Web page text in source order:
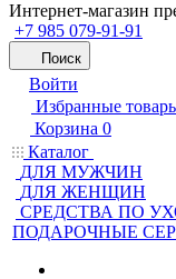
Интернет-магазин
+7 985 079-91-91
Поиск
Войти
Избранные
Корзина 0
Каталог
ДЛЯ МУЖЧИН
ДЛЯ ЖЕНЩИН
CРЕДСТВА ПО
ПОДАРОЧНЫЕ